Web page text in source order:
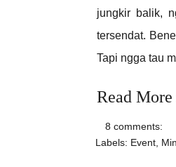
jungkir balik,
tersendat.
Tapi ngga tau
Read More
8 comments:
Labels: Event